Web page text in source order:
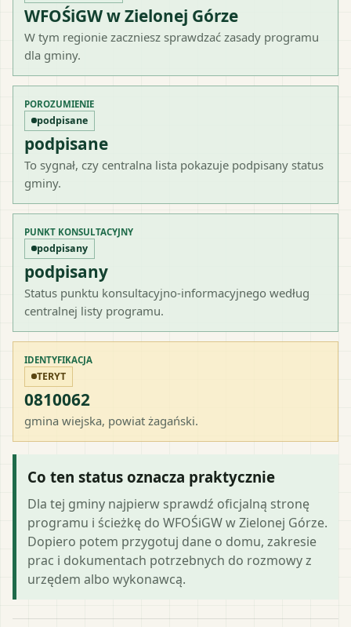
WFOŚiGW w Zielonej Górze
W tym regionie zaczniesz sprawdzać zasady programu
dla gminy.
POROZUMIENIE
podpisane
podpisane
To sygnał, czy centralna lista pokazuje podpisany status
gminy.
PUNKT KONSULTACYJNY
podpisany
podpisany
Status punktu konsultacyjno-informacyjnego według
centralnej listy programu.
IDENTYFIKACJA
TERYT
0810062
gmina wiejska, powiat żagański.
Co ten status oznacza praktycznie
Dla tej gminy najpierw sprawdź oficjalną stronę
programu i ścieżkę do WFOŚiGW w Zielonej Górze.
Dopiero potem przygotuj dane o domu, zakresie
prac i dokumentach potrzebnych do rozmowy z
urzędem albo wykonawcą.